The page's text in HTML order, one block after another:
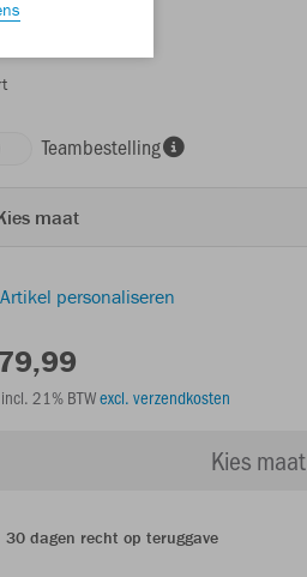
Teambestelling
maat
Artikel personaliseren
21% BTWexcl. verzendkosten
Kies maat
30 dagen recht op teruggave